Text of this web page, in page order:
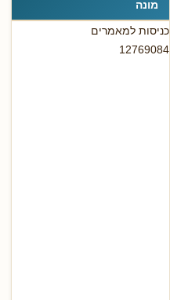
מונה
כניסות למאמרים
12769084